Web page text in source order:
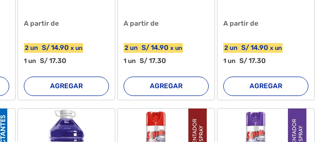
A partir de
2 un S/14.90 xun
1un S/17.30
AGREGAR
A partir de
2 un S/14.90 xun
1un S/17.30
AGREGAR
A partir de
2 un S/14.90 xun
1un S/17.30
AGREGAR